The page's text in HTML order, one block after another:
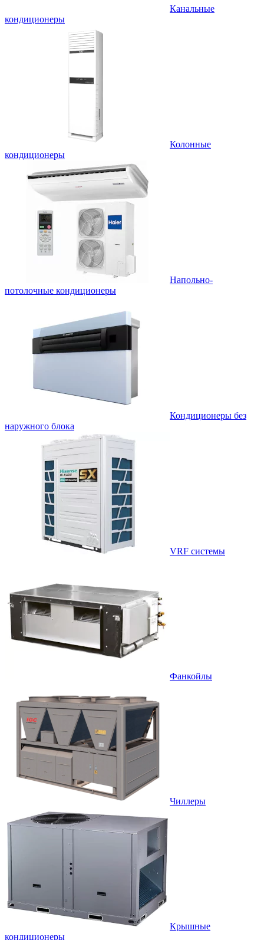
Канальные
кондиционеры
Колонные
кондиционеры
Напольно-
потолочные кондиционеры
Кондиционеры без
наружного блока
VRF системы
Фанкойлы
Чиллеры
Крышные
кондиционеры